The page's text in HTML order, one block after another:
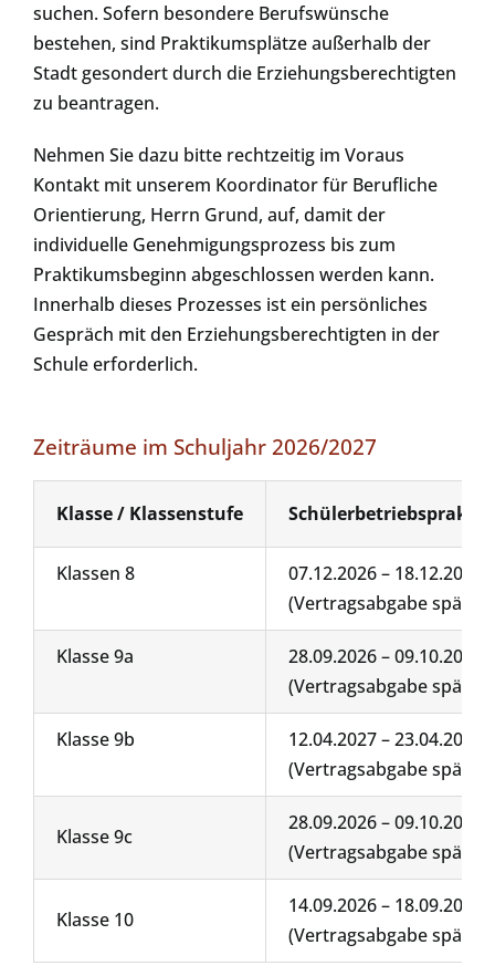
suchen. Sofern besondere Berufswünsche
bestehen, sind Praktikumsplätze außerhalb der
Stadt gesondert durch die Erziehungsberechtigten
zu beantragen.
Nehmen Sie dazu bitte rechtzeitig im Voraus
Kontakt mit unserem Koordinator für Berufliche
Orientierung, Herrn Grund, auf, damit der
individuelle Genehmigungsprozess bis zum
Praktikumsbeginn abgeschlossen werden kann.
Innerhalb dieses Prozesses ist ein persönliches
Gespräch mit den Erziehungsberechtigten in der
Schule erforderlich.
Zeiträume im Schuljahr 2026/2027
Klasse / Klassenstufe
Klassen 8
07.12.2026 – 18.12.2026
(Vertragsabgabe spät.
Klasse 9a
28.09.2026 – 09.10.2026
(Vertragsabgabe spät.
Klasse 9b
12.04.2027 – 23.04.2027
(Vertragsabgabe spät.
Klasse 9c
28.09.2026 – 09.10.2026
(Vertragsabgabe spät.
Klasse 10
14.09.2026 – 18.09.2026
(Vertragsabgabe spät.